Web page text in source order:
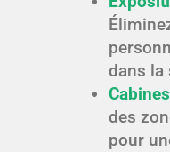
dans la
des
pour